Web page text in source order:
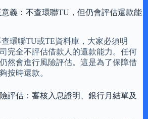
意義：不查環聯TU，但仍會評估還款能
環聯TU或TE資料庫，大家必須明
完全不評估借款人的還款能力。任何
然會進行風險評估。這是為了保障借
按時還款。
評估：審核入息證明、銀行月結單及